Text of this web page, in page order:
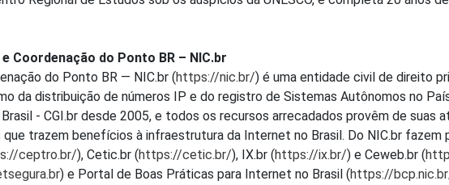
Coordenação do Ponto BR – NIC.br
do Ponto BR — NIC.br (https://nic.br/) é uma entidade civil de direito
da distribuição de números IP e do registro de Sistemas Autônomos no
- CGI.br desde 2005, e todos os recursos arrecadados provêm de suas
que trazem benefícios à infraestrutura da Internet no Brasil. Do NIC.br fazem
ceptro.br/), Cetic.br (https://cetic.br/), IX.br (https://ix.br/) e Ceweb.br (
) e Portal de Boas Práticas para Internet no Brasil (https://